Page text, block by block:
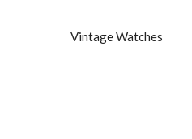
Vintage Watches